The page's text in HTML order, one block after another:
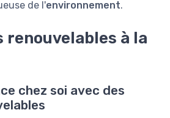
de l'environnement.
renouvelables à la
chez soi avec des